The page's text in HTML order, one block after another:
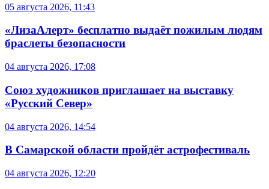
05 августа 2026, 11:43
«ЛизаАлерт» бесплатно выдаёт пожилым людям
браслеты безопасности
04 августа 2026, 17:08
Союз художников приглашает на выставку
«Русский Север»
04 августа 2026, 14:54
В Самарской области пройдёт астрофестиваль
04 августа 2026, 12:20